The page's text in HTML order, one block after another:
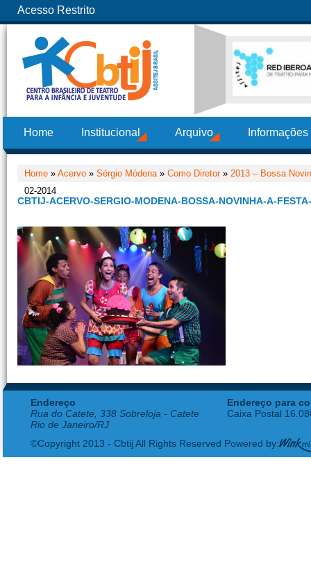
Acesso Restrito
Home Institucional Arquivo
Home » Acervo » Sérgio Módena» Como Diretor» 2013 – Bossa
02-2014
CBTIJ-ACERVO-SERGIO-MODENA-BOSSA-NOVINHA-A-
Endereço
Rua do Catete, 338 Sobreloja - Catete
Rio de Janeiro/RJ
Endereço para
Caixa Postal
©Copyright 2013 - Cbtij All Rights Reserved Powered by: